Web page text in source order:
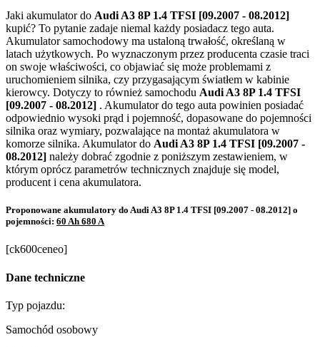
Jaki akumulator do Audi A3 8P 1.4 TFSI [09.2007 - 08.2012]
kupić? To pytanie zadaje niemal każdy posiadacz tego auta.
Akumulator samochodowy ma ustaloną trwałość, określaną w
latach użytkowych. Po wyznaczonym przez producenta czasie traci
on swoje właściwości, co objawiać się może problemami z
uruchomieniem silnika, czy przygasającym światłem w kabinie
kierowcy. Dotyczy to również samochodu Audi A3 8P 1.4 TFSI
[09.2007 - 08.2012] . Akumulator do tego auta powinien posiadać
odpowiednio wysoki prąd i pojemność, dopasowane do pojemności
silnika oraz wymiary, pozwalające na montaż akumulatora w
komorze silnika. Akumulator do Audi A3 8P 1.4 TFSI [09.2007 -
08.2012] należy dobrać zgodnie z poniższym zestawieniem, w
którym oprócz parametrów technicznych znajduje się model,
producent i cena akumulatora.
Proponowane akumulatory do Audi A3 8P 1.4 TFSI [09.2007 - 08.2012] o
pojemności: 60 Ah 680 A
[ck600ceneo]
Dane techniczne
Typ pojazdu:
Samochód osobowy